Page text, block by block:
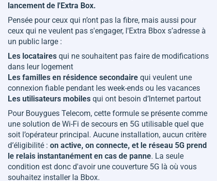
lancement de l'Extra Box.
Pensée pour ceux qui n’ont pas la fibre, mais aussi pour
ceux qui ne veulent pas s'engager, l'Extra Bbox s’adresse à
un public large :
Les locataires qui ne souhaitent pas faire de modifications
dans leur logement
Les familles en résidence secondaire qui veulent une
connexion fiable pendant les week-ends ou les vacances
Les utilisateurs mobiles qui ont besoin d’Internet partout
Pour Bouygues Telecom, cette formule se présente comme
une solution de Wi-Fi de secours en 5G utilisable quel que
soit l’opérateur principal. Aucune installation, aucun critère
d’éligibilité : on active, on connecte, et le réseau 5G prend
le relais instantanément en cas de panne. La seule
condition est donc d'avoir une couverture 5G là où vous
souhaitez installer la Bbox.